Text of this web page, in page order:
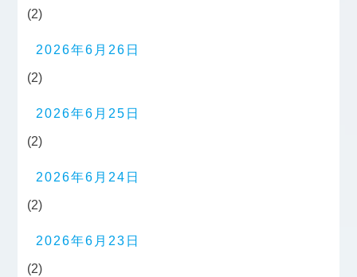
(2)
2026年6月26日
(2)
2026年6月25日
(2)
2026年6月24日
(2)
2026年6月23日
(2)